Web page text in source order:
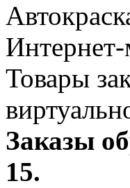
Интернет-
Товары
Заказы
15.